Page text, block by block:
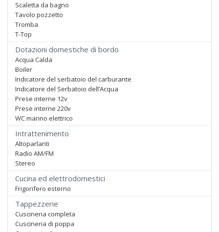
Scaletta da bagno
Tavolo pozzetto
Tromba
T-Top
Dotazioni domestiche di bordo
Acqua Calda
Boiler
Indicatore del serbatoio del carburante
Indicatore del Serbatoio dell’Acqua
Prese interne 12v
Prese interne 220v
WC marino elettrico
Intrattenimento
Altoparlanti
Radio AM/FM
Stereo
Cucina ed elettrodomestici
Frigorifero esterno
Tappezzerie
Cuscineria completa
Cuscineria di poppa